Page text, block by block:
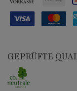
GEPRÜFTE